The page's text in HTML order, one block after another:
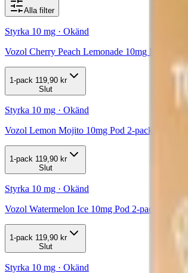
Alla filter
Styrka 10 mg · Okänd
Vozol Cherry Peach Lemonade 10mg Pod 2-pack
1-pack 119,90 kr
Slut
Styrka 10 mg · Okänd
Vozol Lemon Mojito 10mg Pod 2-pack
1-pack 119,90 kr
Slut
Styrka 10 mg · Okänd
Vozol Watermelon Ice 10mg Pod 2-pack
1-pack 119,90 kr
Slut
Styrka 10 mg · Okänd